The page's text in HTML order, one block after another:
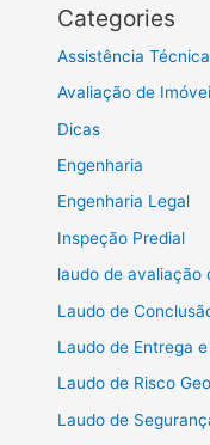
Categories
Assistência
Avaliação de
Dicas
Engenharia
Engenharia Legal
Inspeção Predial
laudo de avaliação
Laudo de
Laudo de Entrega
Laudo de Risco
Laudo de